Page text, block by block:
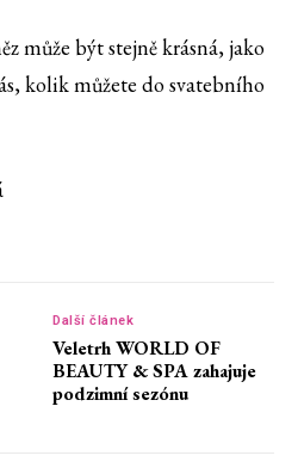
může být stejně krásná, jako
kolik můžete do svatebního
Další článek
Veletrh WORLD OF
BEAUTY & SPA zahajuje
podzimní sezónu